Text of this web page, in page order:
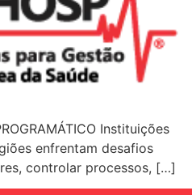
Instituições
enfrentam desafios
controlar processos, […]